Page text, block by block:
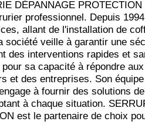
DÉPANNAGE PROTECTION
professionnel. Depuis
allant de l'installation de
société veille à garantir une
des interventions rapides et
sa capacité à répondre
et des entreprises. Son équipe
à fournir des solutions
à chaque situation.
est le partenaire de choix